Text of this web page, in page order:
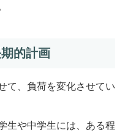
的計画
て、負荷を変化させてい
生や中学生には、ある程